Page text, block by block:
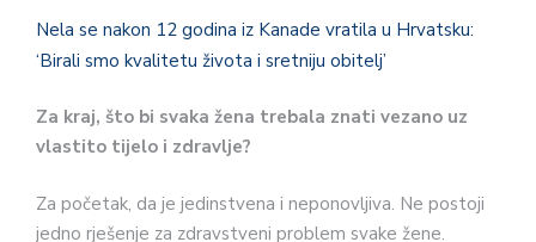
Nela se nakon 12 godina iz Kanade vratila u Hrvatsku:
‘Birali smo kvalitetu života i sretniju obitelj’
Za kraj, što bi svaka žena trebala znati vezano uz
vlastito tijelo i zdravlje?
Za početak, da je jedinstvena i neponovljiva. Ne postoji
jedno rješenje za zdravstveni problem svake žene.